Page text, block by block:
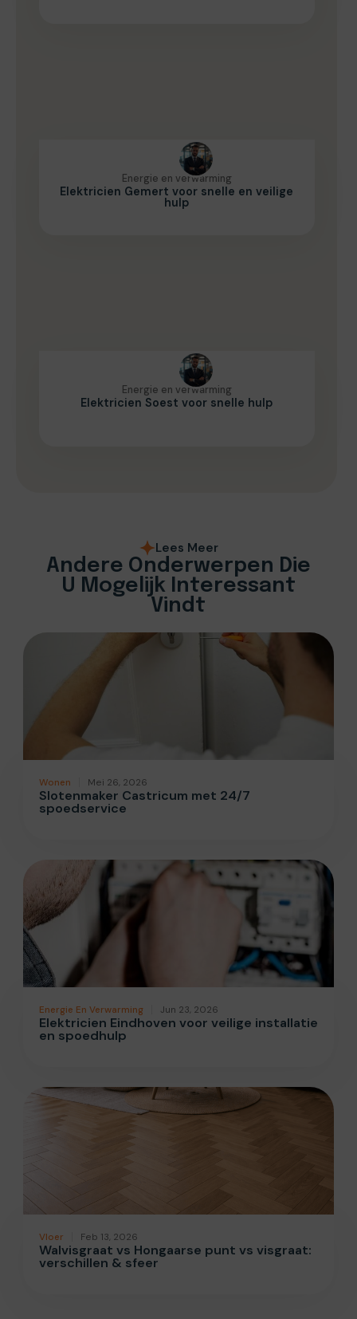
Energie en verwarming
Elektricien Gemert voor snelle en veilige
hulp
Energie en verwarming
Elektricien Soest voor snelle hulp
Lees Meer
Andere Onderwerpen Die
U Mogelijk Interessant
Vindt
Wonen Mei 26, 2026
Slotenmaker Castricum met 24/7
spoedservice
Energie En Verwarming Jun 23, 2026
Elektricien Eindhoven voor veilige installatie
en spoedhulp
Vloer Feb 13, 2026
Walvisgraat vs Hongaarse punt vs visgraat:
verschillen & sfeer